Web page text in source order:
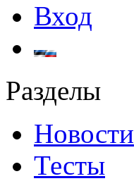
Вход
Разделы
Новости
Тесты